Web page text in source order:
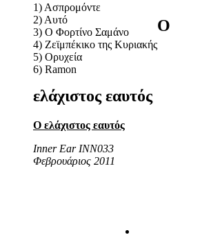
1) Ασπρομόντε
2) Αυτό
3) Ο Φορτίνο Σαμάνο
4) Ζεϊμπέκικο της Κυριακής
5) Ορυχεία
6) Ramon
Ο
ελάχιστος εαυτός
Ο ελάχιστος εαυτός
Inner Ear INN033
Φεβρουάριος 2011